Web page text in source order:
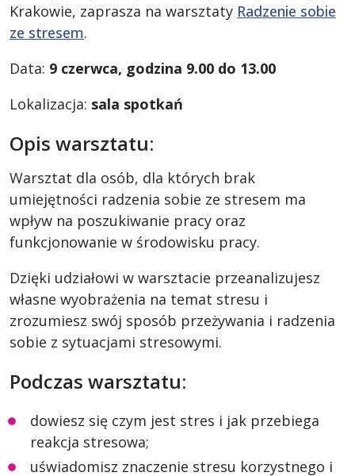
Krakowie, zaprasza na warsztaty Radzenie sobie
ze stresem.
Data: 9 czerwca, godzina 9.00 do 13.00
Lokalizacja: sala spotkań
Opis warsztatu:
Warsztat dla osób, dla których brak
umiejętności radzenia sobie ze stresem ma
wpływ na poszukiwanie pracy oraz
funkcjonowanie w środowisku pracy.
Dzięki udziałowi w warsztacie przeanalizujesz
własne wyobrażenia na temat stresu i
zrozumiesz swój sposób przeżywania i radzenia
sobie z sytuacjami stresowymi.
Podczas warsztatu:
dowiesz się czym jest stres i jak przebiega
reakcja stresowa;
uświadomisz znaczenie stresu korzystnego i